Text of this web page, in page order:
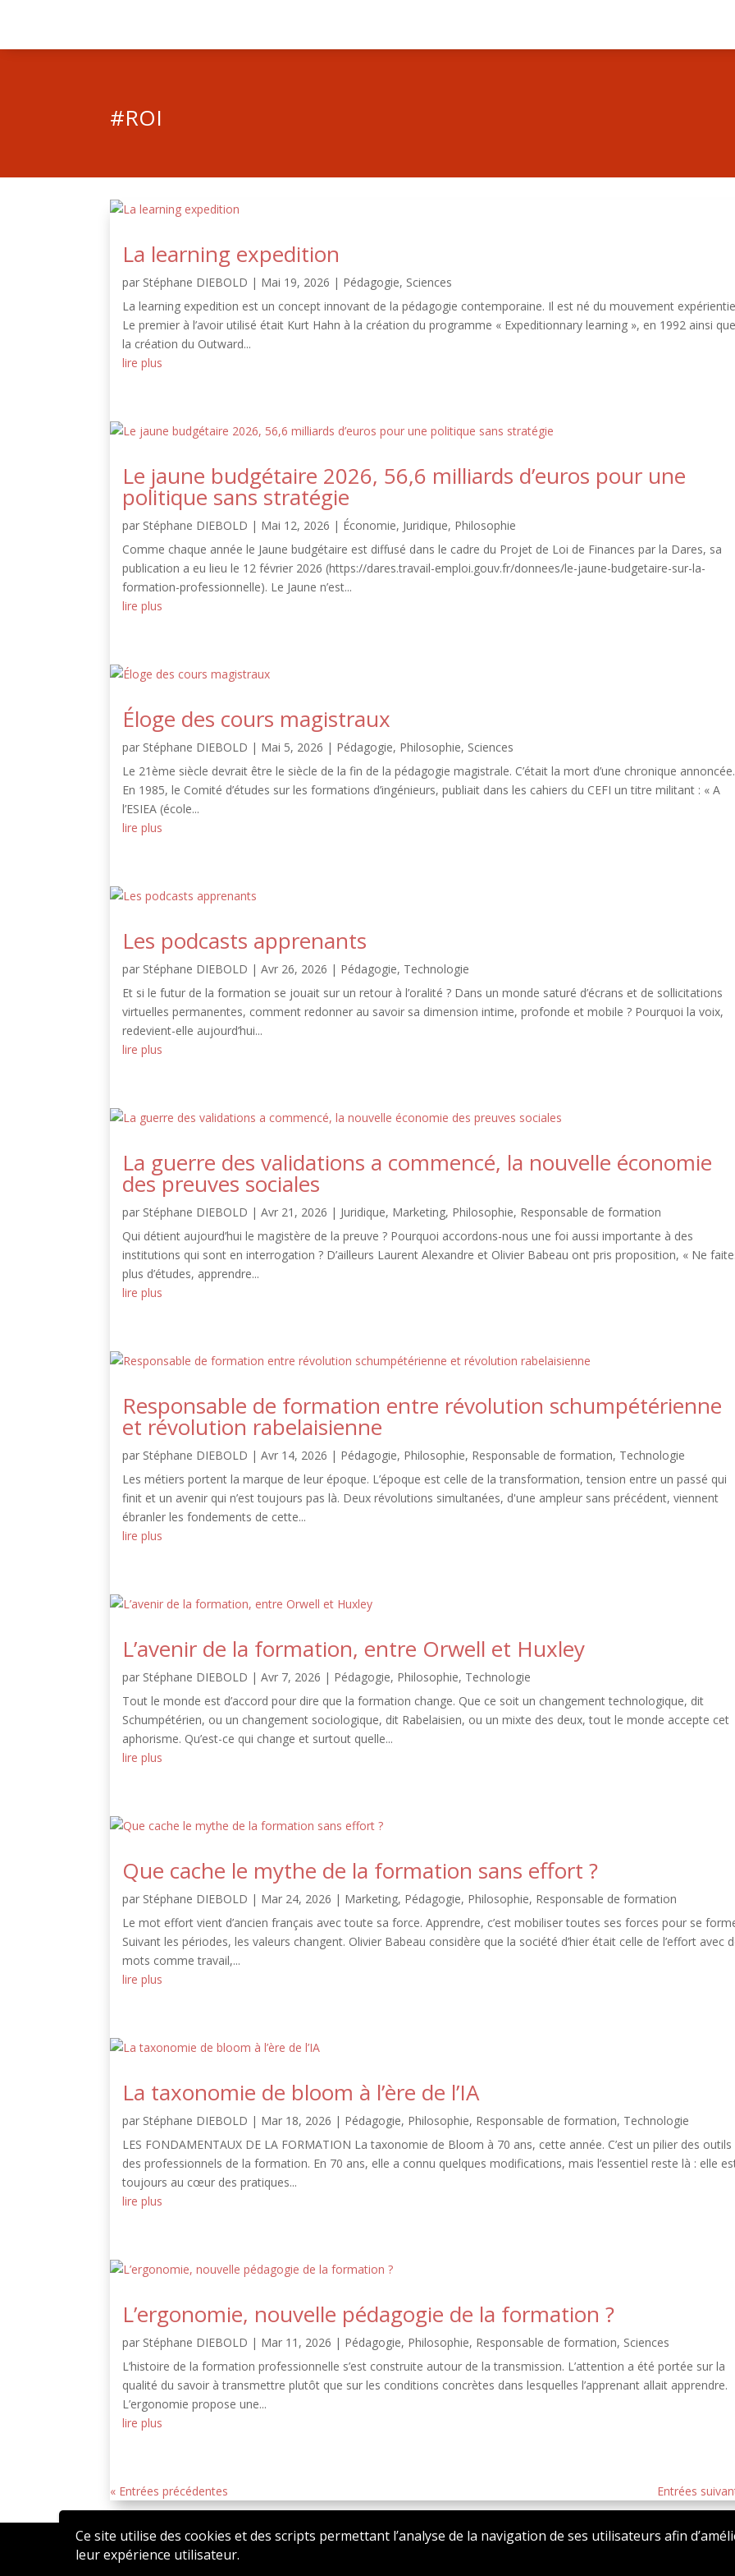
Ce site utilise des cookies et des scripts permettant l’analyse de la navigation de ses utilisateurs afin
leur expérience utilisateur.
#ROI
La learning expedition
par Stéphane DIEBOLD | Mai 19, 2026 | Pédagogie, Sciences
La learning expedition est un concept innovant de la pédagogie contemporaine. Il est né du mouvement
Le premier à l’avoir utilisé était Kurt Hahn à la création du programme « Expeditionnary learning », en 1992 ainsi
la création du Outward...
lire plus
Le jaune budgétaire 2026, 56,6 milliards d’euros pour une
politique sans stratégie
par Stéphane DIEBOLD | Mai 12, 2026 | Économie, Juridique, Philosophie
Comme chaque année le Jaune budgétaire est diffusé dans le cadre du Projet de Loi de Finances par la Dares, sa
publication a eu lieu le 12 février 2026 (https://dares.travail-emploi.gouv.fr/donnees/le-jaune-budgetaire-sur-la-
formation-professionnelle). Le Jaune n’est...
lire plus
Éloge des cours magistraux
par Stéphane DIEBOLD | Mai 5, 2026 | Pédagogie, Philosophie, Sciences
Le 21ème siècle devrait être le siècle de la fin de la pédagogie magistrale. C’était la mort d’une chronique annoncée.
En 1985, le Comité d’études sur les formations d’ingénieurs, publiait dans les cahiers du CEFI un titre militant : « A
l’ESIEA (école...
lire plus
Les podcasts apprenants
par Stéphane DIEBOLD |Avr 26, 2026 | Pédagogie, Technologie
Et si le futur de la formation se jouait sur un retour à l’oralité ? Dans un monde saturé d’écrans et de sollicitations
virtuelles permanentes, comment redonner au savoir sa dimension intime, profonde et mobile ? Pourquoi la voix,
redevient-elle aujourd’hui...
lire plus
La guerre des validations a commencé, la nouvelle économie
des preuves sociales
par Stéphane DIEBOLD |Avr 21, 2026 | Juridique, Marketing, Philosophie, Responsable de formation
Qui détient aujourd’hui le magistère de la preuve ? Pourquoi accordons-nous une foi aussi importante à des
institutions qui sont en interrogation ? D’ailleurs Laurent Alexandre et Olivier Babeau ont pris proposition, « Ne
plus d’études, apprendre...
lire plus
Responsable de formation entre révolution schumpétérienne
et révolution rabelaisienne
par Stéphane DIEBOLD |Avr 14, 2026 | Pédagogie, Philosophie, Responsable de formation, Technologie
Les métiers portent la marque de leur époque. L’époque est celle de la transformation, tension entre un passé qui
finit et un avenir qui n’est toujours pas là. Deux révolutions simultanées, d'une ampleur sans précédent, viennent
ébranler les fondements de cette...
lire plus
L’avenir de la formation, entre Orwell et Huxley
par Stéphane DIEBOLD |Avr 7, 2026 | Pédagogie, Philosophie, Technologie
Tout le monde est d’accord pour dire que la formation change. Que ce soit un changement technologique, dit
Schumpétérien, ou un changement sociologique, dit Rabelaisien, ou un mixte des deux, tout le monde accepte cet
aphorisme. Qu’est-ce qui change et surtout quelle...
lire plus
Que cache le mythe de la formation sans effort ?
par Stéphane DIEBOLD | Mar 24, 2026 | Marketing, Pédagogie, Philosophie, Responsable de formation
Le mot effort vient d’ancien français avec toute sa force. Apprendre, c’est mobiliser toutes ses forces pour se
Suivant les périodes, les valeurs changent. Olivier Babeau considère que la société d’hier était celle de l’effort avec
mots comme travail,...
lire plus
La taxonomie de bloom à l’ère de l’IA
par Stéphane DIEBOLD | Mar 18, 2026 | Pédagogie, Philosophie, Responsable de formation, Technologie
LES FONDAMENTAUX DE LA FORMATION La taxonomie de Bloom à 70 ans, cette année. C’est un pilier des outils
des professionnels de la formation. En 70 ans, elle a connu quelques modifications, mais l’essentiel reste là : elle
toujours au cœur des pratiques...
lire plus
L’ergonomie, nouvelle pédagogie de la formation ?
par Stéphane DIEBOLD | Mar 11, 2026 | Pédagogie, Philosophie, Responsable de formation, Sciences
L’histoire de la formation professionnelle s’est construite autour de la transmission. L’attention a été portée sur la
qualité du savoir à transmettre plutôt que sur les conditions concrètes dans lesquelles l’apprenant allait apprendre.
L’ergonomie propose une...
lire plus
« Entrées précédentes Entrées
2020 © AFFEN – Réalisé par